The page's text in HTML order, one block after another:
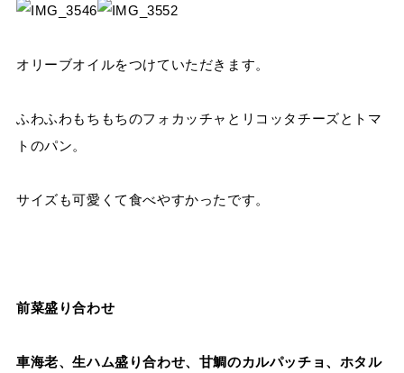
オリーブオイルをつけていただきます。
ふわふわもちもちのフォカッチャとリコッタチーズとトマ
トのパン。
サイズも可愛くて食べやすかったです。
前菜盛り合わせ
車海老、生ハム盛り合わせ、甘鯛のカルパッチョ、ホタル